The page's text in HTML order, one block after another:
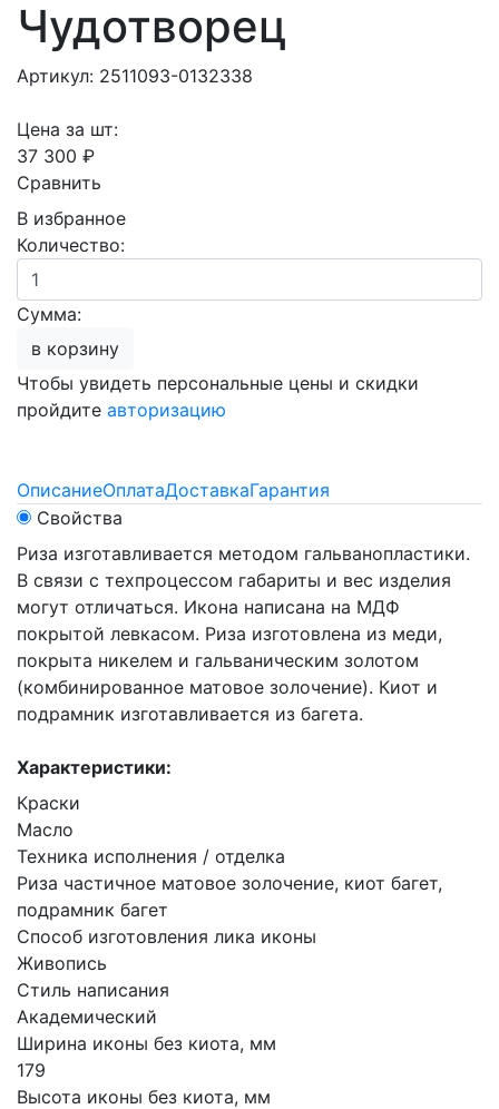
Чудотворец
Артикул: 2511093-0132338
Цена за шт:
37 300 ₽
Сравнить
В избранное
Количество:
Сумма:
в корзину
Чтобы увидеть персональные цены и скидки
пройдите авторизацию
ОписаниеОплатаДоставкаГарантия
Свойства
Риза изготавливается методом гальванопластики.
В связи с техпроцессом габариты и вес изделия
могут отличаться. Икона написана на МДФ
покрытой левкасом. Риза изготовлена из меди,
покрыта никелем и гальваническим золотом
(комбинированное матовое золочение). Киот и
подрамник изготавливается из багета.
Характеристики:
Краски
Масло
Техника исполнения / отделка
Риза частичное матовое золочение, киот багет,
подрамник багет
Способ изготовления лика иконы
Живопись
Стиль написания
Академический
Ширина иконы без киота, мм
179
Высота иконы без киота, мм